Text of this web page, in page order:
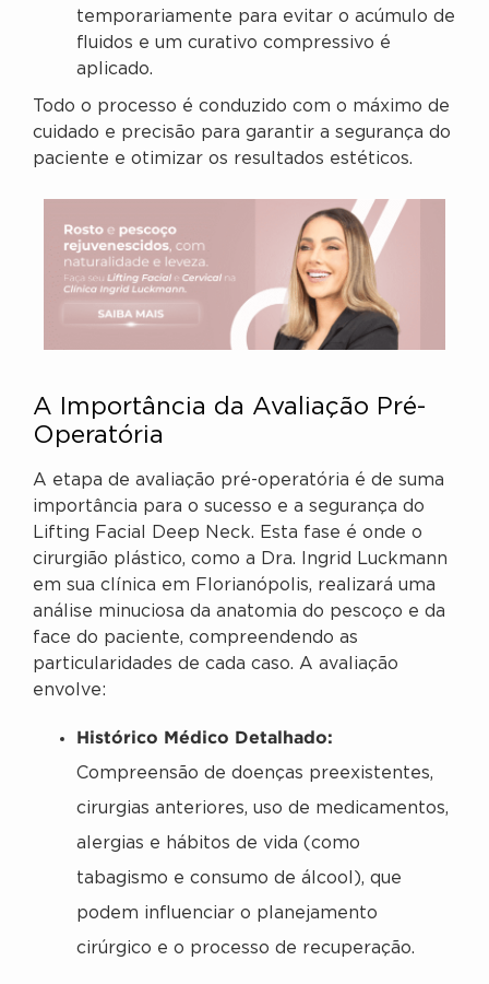
temporariamente para evitar o acúmulo de
fluidos e um curativo compressivo é
aplicado.
Todo o processo é conduzido com o máximo de
cuidado e precisão para garantir a segurança do
paciente e otimizar os resultados estéticos.
A Importância da Avaliação Pré-
Operatória
A etapa de avaliação pré-operatória é de suma
importância para o sucesso e a segurança do
Lifting Facial Deep Neck. Esta fase é onde o
cirurgião plástico, como a Dra. Ingrid Luckmann
em sua clínica em Florianópolis, realizará uma
análise minuciosa da anatomia do pescoço e da
face do paciente, compreendendo as
particularidades de cada caso. A avaliação
envolve:
Histórico Médico Detalhado:
Compreensão de doenças preexistentes,
cirurgias anteriores, uso de medicamentos,
alergias e hábitos de vida (como
tabagismo e consumo de álcool), que
podem influenciar o planejamento
cirúrgico e o processo de recuperação.